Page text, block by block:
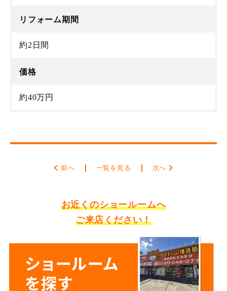
リフォーム期間
約2日間
価格
約40万円
前へ 一覧を見る 次へ
お近くのショールームへ
ご来店ください！